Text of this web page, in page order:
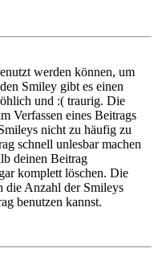
werden können, um
Smiley gibt es einen
und :( traurig. Die
Verfassen eines Beitrags
nicht zu häufig zu
schnell unlesbar machen
deinen Beitrag
komplett löschen. Die
die Anzahl der Smileys
benutzen kannst.